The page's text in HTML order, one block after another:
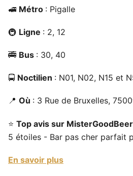
🚅 Métro : Pigalle
🚇 Ligne : 2, 12
🚎 Bus : 30, 40
🚍 Noctilien : N01, N02, N15 et
📍 Où : 3 Rue de Bruxelles,
⭐ Top avis sur MisterGoodBeer
5 étoiles - Bar pas cher parfait
En savoir plus